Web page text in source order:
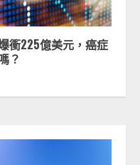
衝225億美元，癌症
？